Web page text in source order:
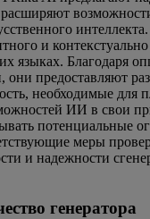
и
языках. Благодаря
они предоставляют
необходимые для
ИИ в свои
потенциальные
меры
и надежности
генератора